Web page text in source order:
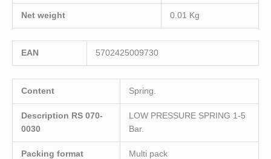
Net weight 0.01 Kg
EAN 5702425009730
Content Spring.
Description RS 070-
0030
LOW PRESSURE SPRING 1-5
Bar.
Packing format Multi pack